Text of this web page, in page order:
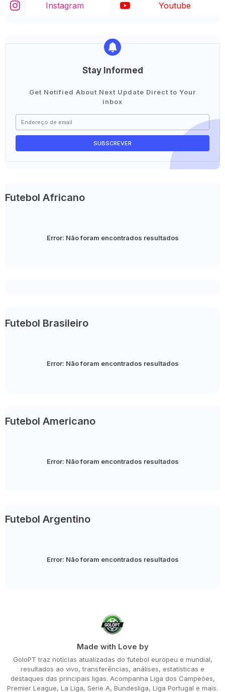
Instagram Youtube
Stay Informed
Get Notified About Next Update Direct to Your
inbox
Futebol Africano
Error: Não foram encontrados resultados
Futebol Brasileiro
Error: Não foram encontrados resultados
Futebol Americano
Error: Não foram encontrados resultados
Futebol Argentino
Error: Não foram encontrados resultados
Made with Love by
GoloPT traz notícias atualizadas do futebol europeu e mundial,
resultados ao vivo, transferências, análises, estatísticas e
destaques das principais ligas. Acompanha Liga dos Campeões,
Premier League, La Liga, Serie A, Bundesliga, Liga Portugal e mais.